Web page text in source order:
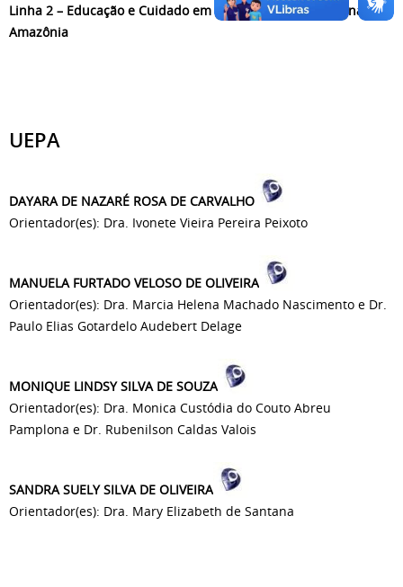
Linha 2 – Educação e Cuidado em Saúde e Enfermagem na
Amazônia
UEPA
DAYARA DE NAZARÉ ROSA DE CARVALHO
Orientador(es): Dra. Ivonete Vieira Pereira Peixoto
MANUELA FURTADO VELOSO DE OLIVEIRA
Orientador(es): Dra. Marcia Helena Machado Nascimento e Dr.
Paulo Elias Gotardelo Audebert Delage
MONIQUE LINDSY SILVA DE SOUZA
Orientador(es): Dra. Monica Custódia do Couto Abreu
Pamplona e Dr. Rubenilson Caldas Valois
SANDRA SUELY SILVA DE OLIVEIRA
Orientador(es): Dra. Mary Elizabeth de Santana